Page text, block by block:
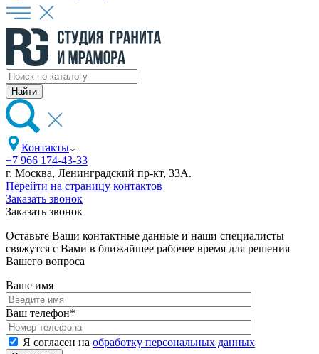
Контакты
+7 966 174-43-33
г. Москва, Ленинградский пр-кт, 33А.
Перейти на страницу контактов
Заказать звонок
Заказать звонок
Оставьте Ваши контактные данные и наши специалисты
свяжутся с Вами в ближайшее рабочее время для решения
Вашего вопроса
Ваше имя
Ваш телефон*
Я согласен на обработку персональных данных